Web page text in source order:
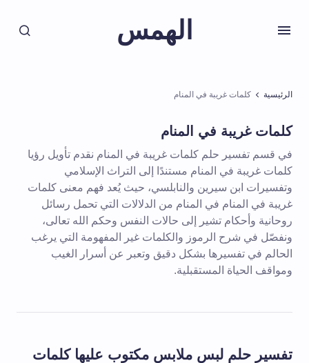
الهمس
الرئيسية كلمات غريبة في المنام
كلمات غريبة في المنام
في قسم تفسير حلم كلمات غريبة في المنام نقدم تأويل رؤيا
كلمات غريبة في المنام مستندًا إلى التراث الإسلامي
وتفسيرات ابن سيرين والنابلسي، حيث يُعد فهم معنى كلمات
غريبة في المنام في المنام من الدلالات التي تحمل رسائل
روحانية وأحكام تشير إلى حالات النفس وحكم الله تعالى،
ونفصّل في شرح الرموز والكلمات غير المفهومة التي يرغب
الحالم في تفسيرها بشكل دقيق وتعبر عن أسرار الغيب
ومواقف الحياة المستقبلية.
تفسير حلم لبس ملابس مكتوب عليها كلمات